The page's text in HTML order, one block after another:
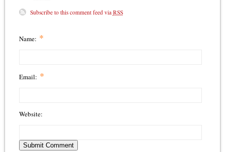
Subscribe to this comment feed via RSS
Name: *
Email: *
Website: